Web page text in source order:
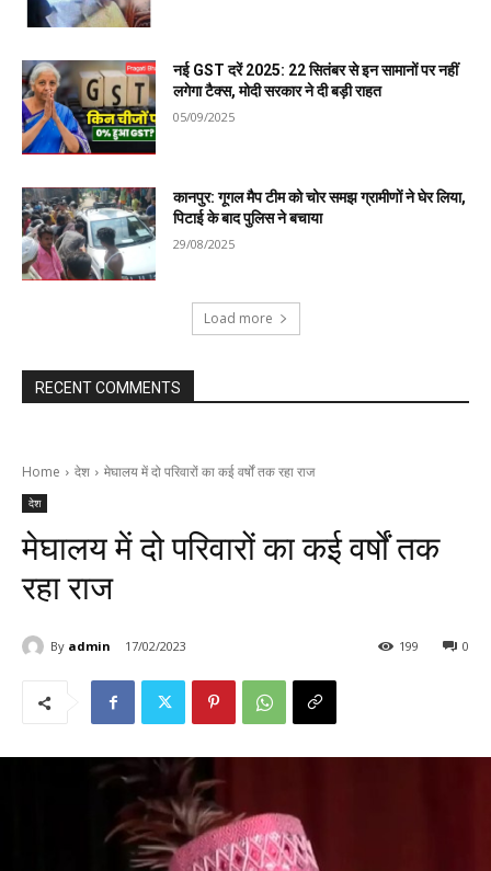
नई GST दरें 2025: 22 सितंबर से इन सामानों पर नहीं
लगेगा टैक्स, मोदी सरकार ने दी बड़ी राहत
05/09/2025
कानपुर: गूगल मैप टीम को चोर समझ ग्रामीणों ने घेर लिया,
पिटाई के बाद पुलिस ने बचाया
29/08/2025
Load more
RECENT COMMENTS